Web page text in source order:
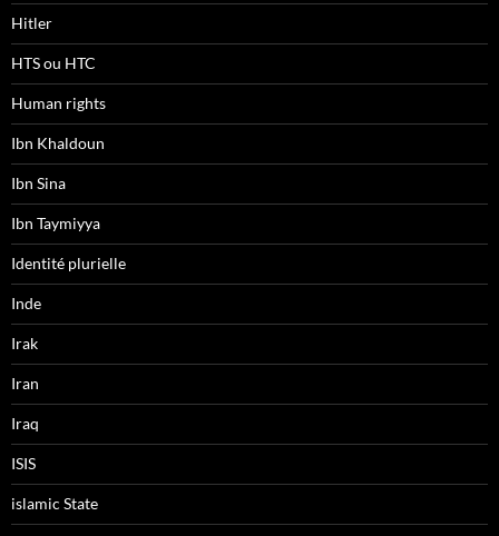
Hitler
HTS ou HTC
Human rights
Ibn Khaldoun
Ibn Sina
Ibn Taymiyya
Identité plurielle
Inde
Irak
Iran
Iraq
ISIS
islamic State